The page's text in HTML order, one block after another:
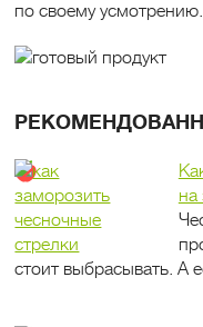
по своему усмотрению.
на
стоит выбрасывать. А